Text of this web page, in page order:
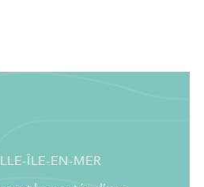
ÎLE-EN-MER